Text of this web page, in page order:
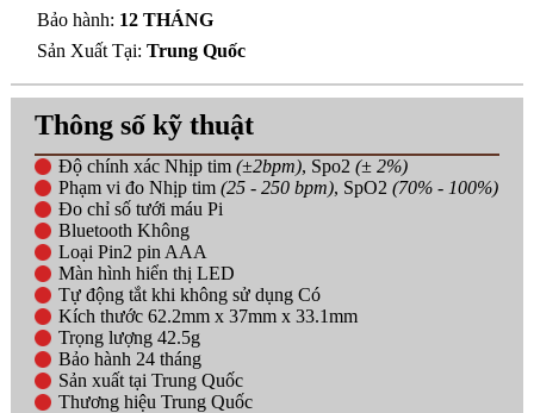
Bảo hành: 12 THÁNG
Sản Xuất Tại:Trung Quốc
Thông số kỹ thuật
Độ chính xác Nhịp tim (±2bpm), Spo2 (± 2%)
Phạm vi đo Nhịp tim (25 - 250 bpm), SpO2 (70% - 100%)
Đo chỉ số tưới máu Pi
Bluetooth Không
Loại Pin2 pin AAA
Màn hình hiển thị LED
Tự động tắt khi không sử dụng Có
Kích thước 62.2mm x 37mm x 33.1mm
Trọng lượng 42.5g
Bảo hành 24 tháng
Sản xuất tại Trung Quốc
Thương hiệu Trung Quốc